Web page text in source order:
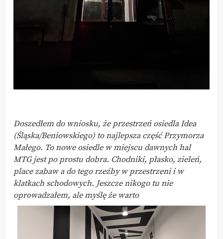
Doszedłem do wniosku, że przestrzeń osiedla Idea
(Śląska/Beniowskiego) to najlepsza część Przymorza
Małego. To nowe osiedle w miejscu dawnych hal
MTG jest po prostu dobra. Chodniki, płasko, zieleń,
place zabaw a do tego rzeźby w przestrzeni i w
klatkach schodowych. Jeszcze nikogo tu nie
oprowadzałem, ale myślę że warto